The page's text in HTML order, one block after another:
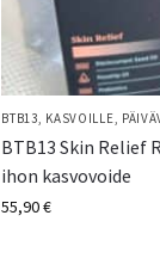
BTB13, KASVOILLE,
BTB13 Skin Relief
ihon kasvovoide
55,90€